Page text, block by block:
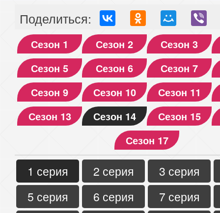
Поделиться:
Сезон 1 Сезон 2
Сезон 3
Сезон 5
Сезон 6
Сезон 7
Сезон 9
Сезон 10
Сезон 11
Сезон 13
Сезон 14
Сезон 15
Сезон 17
1 серия 2 серия
3 серия
5 серия
6 серия
7 серия